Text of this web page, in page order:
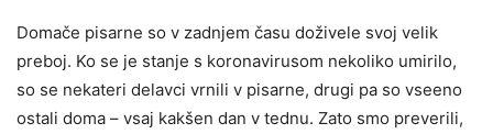
Domače pisarne so v zadnjem času doživele svoj velik
preboj. Ko se je stanje s koronavirusom nekoliko umirilo,
so se nekateri delavci vrnili v pisarne, drugi pa so vseeno
ostali doma – vsaj kakšen dan v tednu. Zato smo preverili,